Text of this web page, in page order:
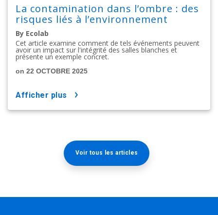
La contamination dans l’ombre : des
risques liés à l’environnement
By Ecolab
Cet article examine comment de tels événements peuvent
avoir un impact sur l'intégrité des salles blanches et
présente un exemple concret.
on 22 OCTOBRE 2025
afficher plus
Voir tous les articles